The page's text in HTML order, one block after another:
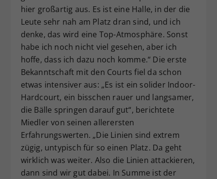
hier großartig aus. Es ist eine Halle, in der die
Leute sehr nah am Platz dran sind, und ich
denke, das wird eine Top-Atmosphäre. Sonst
habe ich noch nicht viel gesehen, aber ich
hoffe, dass ich dazu noch komme.“ Die erste
Bekanntschaft mit den Courts fiel da schon
etwas intensiver aus: „Es ist ein solider Indoor-
Hardcourt, ein bisschen rauer und langsamer,
die Bälle springen darauf gut“, berichtete
Miedler von seinen allerersten
Erfahrungswerten. „Die Linien sind extrem
zügig, untypisch für so einen Platz. Da geht
wirklich was weiter. Also die Linien attackieren,
dann sind wir gut dabei. In Summe ist der